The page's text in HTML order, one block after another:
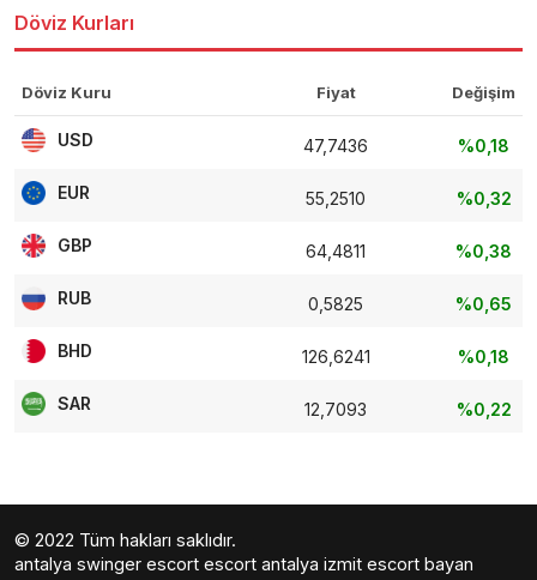
Döviz Kurları
Döviz Kuru Fiyat Değişim
USD 47,7436 %0,18
EUR 55,2510 %0,32
GBP 64,4811 %0,38
RUB 0,5825 %0,65
BHD 126,6241 %0,18
SAR 12,7093 %0,22
© 2022 Tüm hakları saklıdır.
antalya swinger escort escort antalya izmit escort bayan